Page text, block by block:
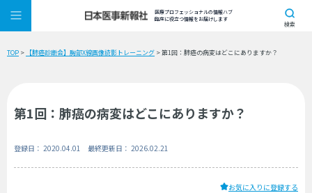
医療プロフェッショナルの情報ハブ
臨床に役立つ情報をお届けします
検索
TOP > 【肺癌診断会】胸部X線画像読影トレーニング > 第1回：肺癌の病変はどこにありますか？
第1回：肺癌の病変はどこにありますか？
登録日： 2020.04.01 最終更新日： 2026.02.21
お気に入りに登録する